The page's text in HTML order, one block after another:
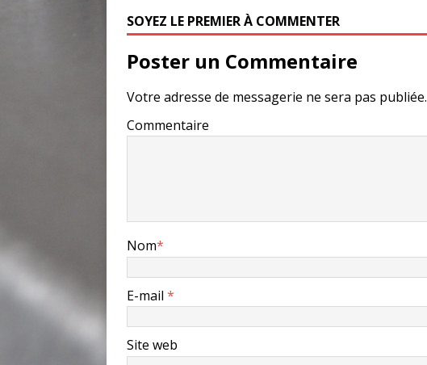
SOYEZ LE PREMIER À COMMENTER
Poster un Commentaire
Votre adresse de messagerie ne sera pas publiée.
Commentaire
Nom*
E-mail *
Site web